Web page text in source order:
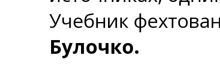
Учебник
Булочко.